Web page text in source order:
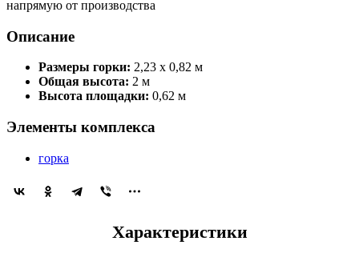
напрямую от производства
Описание
Размеры горки: 2,23 х 0,82 м
Общая высота: 2 м
Высота площадки: 0,62 м
Элементы комплекса
горка
Характеристики